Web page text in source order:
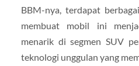
BBM-nya, terdapat
membuat mobil ini
menarik di segmen SUV
teknologi unggulan yang